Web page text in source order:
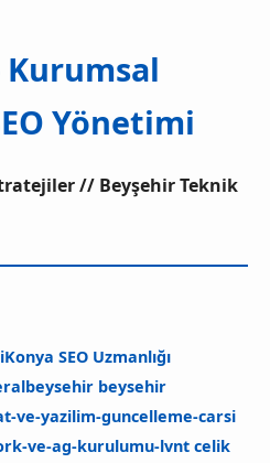
Kurumsal
Yönetimi
// Beyşehir Teknik
Konya SEO Uzmanlığı
beysehir beysehir
ve-yazilim-guncelleme-carsi
ve-ag-kurulumu-lvnt celik